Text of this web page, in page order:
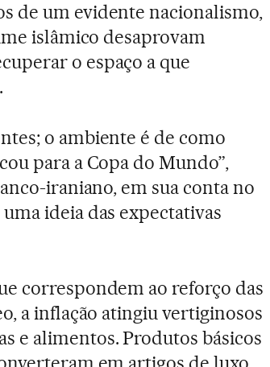
de um evidente nacionalismo,
islâmico desaprovam
o espaço a que
o ambiente é de como
para a Copa do Mundo”,
iraniano, em sua conta no
ideia das expectativas
correspondem ao reforço das
a inflação atingiu vertiginosos
e alimentos. Produtos básicos